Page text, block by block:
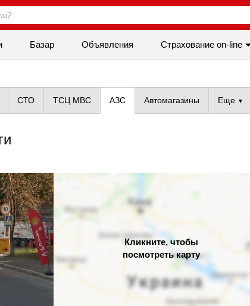
Базар Объявления Cтрахование on-line
СТО ТСЦ МВС АЗС Автомагазины Еще
Кликните, чтобы
посмотреть карту